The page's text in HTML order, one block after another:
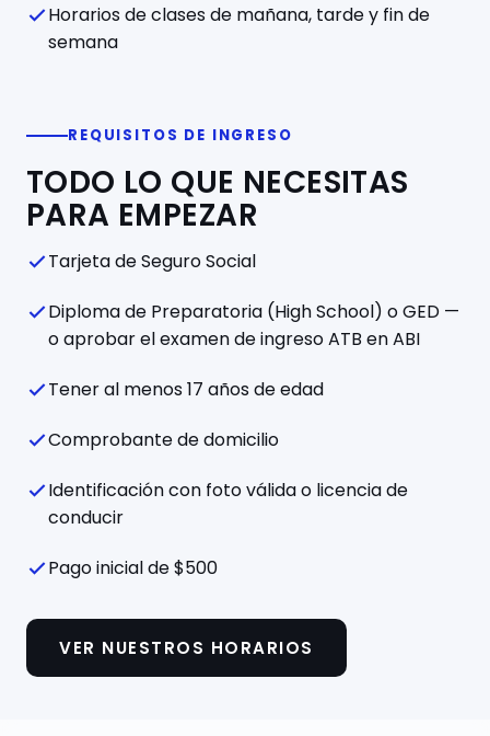
Horarios de clases de mañana, tarde y fin de
semana
REQUISITOS DE INGRESO
TODO LO QUE NECESITAS
PARA EMPEZAR
Tarjeta de Seguro Social
Diploma de Preparatoria (High School) o GED —
o aprobar el examen de ingreso ATB en ABI
Tener al menos 17 años de edad
Comprobante de domicilio
Identificación con foto válida o licencia de
conducir
Pago inicial de $500
VER NUESTROS HORARIOS